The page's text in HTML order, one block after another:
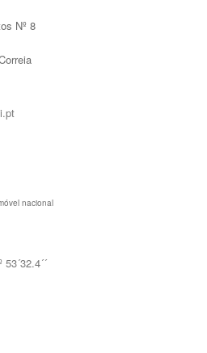
Nº 8
nacional
53´32.4´´